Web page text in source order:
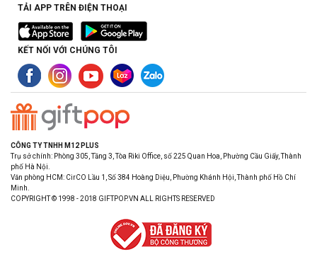
TẢI APP TRÊN ĐIỆN THOẠI
KẾT NỐI VỚI CHÚNG TÔI
CÔNG TY TNHH M12 PLUS
Trụ sở chính: Phòng 305, Tầng 3, Tòa Riki Office, số 225 Quan Hoa, Phường Cầu Giấy, Thành
phố Hà Nội.
Văn phòng HCM: CirCO Lầu 1, Số 384 Hoàng Diệu, Phường Khánh Hội, Thành phố Hồ Chí
Minh.
COPYRIGHT © 1998 - 2018 GIFTPOP.VN ALL RIGHTS RESERVED